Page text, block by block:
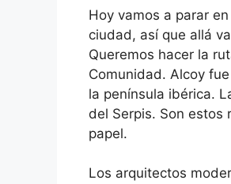
Hoy vamos a parar
ciudad, así que allá
Queremos hacer la
Comunidad. Alcoy
la península ibérica.
del Serpis. Son estos
papel.
Los arquitectos